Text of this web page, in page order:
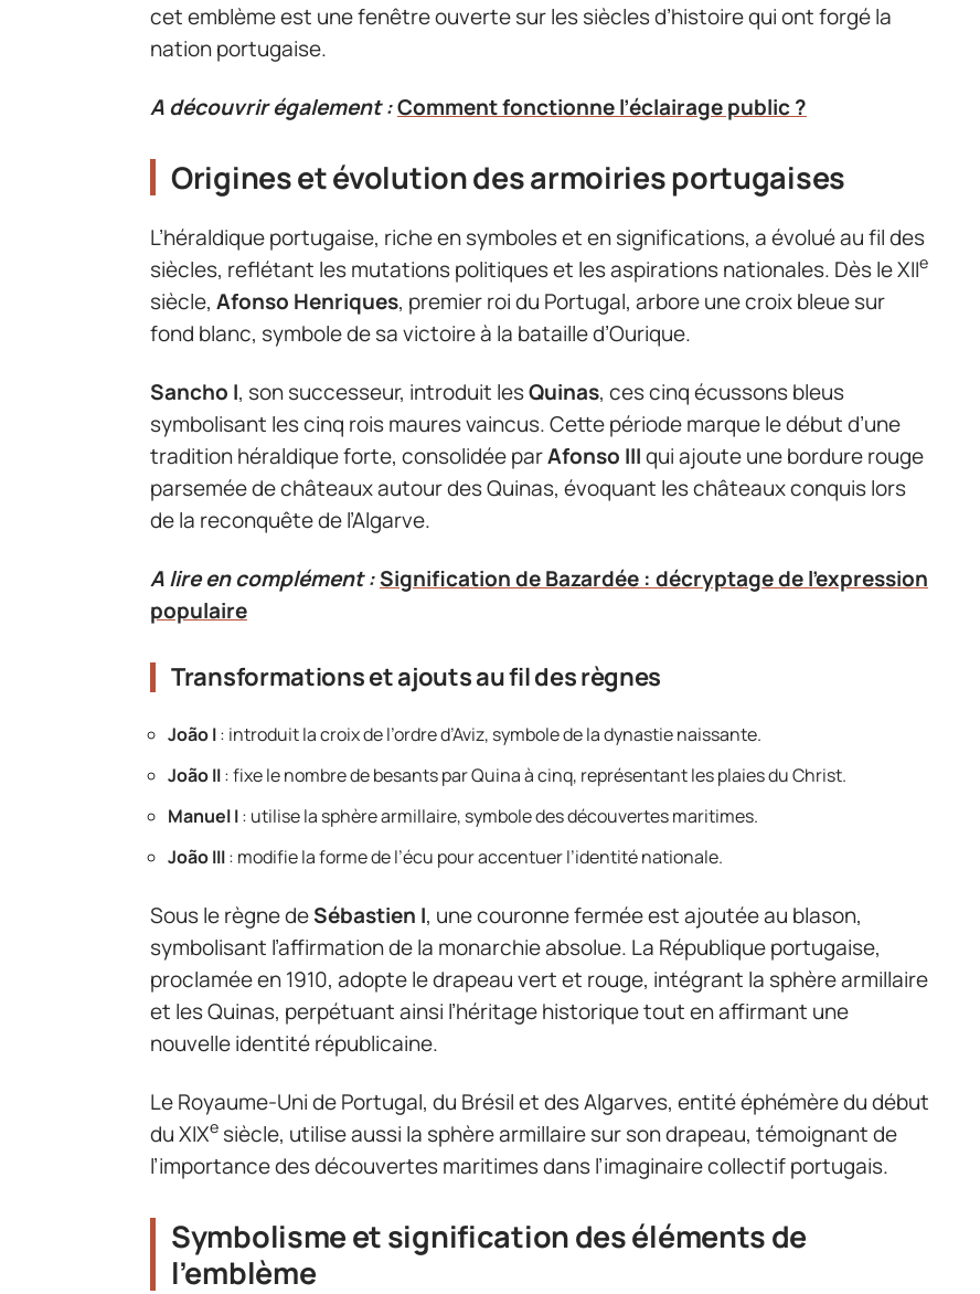
cet emblème est une fenêtre ouverte sur les siècles d’histoire qui ont forgé la
nation portugaise.
A découvrir également :Comment fonctionne l’éclairage public ?
Origines et évolution des armoiries portugaises
L’héraldique portugaise, riche en symboles et en significations, a évolué au fil des
siècles, reflétant les mutations politiques et les aspirations nationales. Dès le XIIe
siècle, Afonso Henriques, premier roi du Portugal, arbore une croix bleue sur
fond blanc, symbole de sa victoire à la bataille d’Ourique.
Sancho I, son successeur, introduit lesQuinas, ces cinq écussons bleus
symbolisant les cinq rois maures vaincus. Cette période marque le début d’une
tradition héraldique forte, consolidée parAfonso IIIqui ajoute une bordure rouge
parsemée de châteaux autour des Quinas, évoquant les châteaux conquis lors
de la reconquête de l’Algarve.
A lire en complément :Signification de Bazardée : décryptage de l'expression
populaire
Transformations et ajouts au fil des règnes
João I: introduit la croix de l’ordre d’Aviz, symbole de la dynastie naissante.
João II: fixe le nombre de besants par Quina à cinq, représentant les plaies du Christ.
Manuel I: utilise la sphère armillaire, symbole des découvertes maritimes.
João III: modifie la forme de l’écu pour accentuer l’identité nationale.
Sous le règne deSébastien I, une couronne fermée est ajoutée au blason,
symbolisant l’affirmation de la monarchie absolue. La République portugaise,
proclamée en 1910, adopte le drapeau vert et rouge, intégrant la sphère armillaire
et les Quinas, perpétuant ainsi l’héritage historique tout en affirmant une
nouvelle identité républicaine.
Le Royaume-Uni de Portugal, du Brésil et des Algarves, entité éphémère du début
du XIXe siècle, utilise aussi la sphère armillaire sur son drapeau, témoignant de
l’importance des découvertes maritimes dans l’imaginaire collectif portugais.
Symbolisme et signification des éléments de
l’emblème